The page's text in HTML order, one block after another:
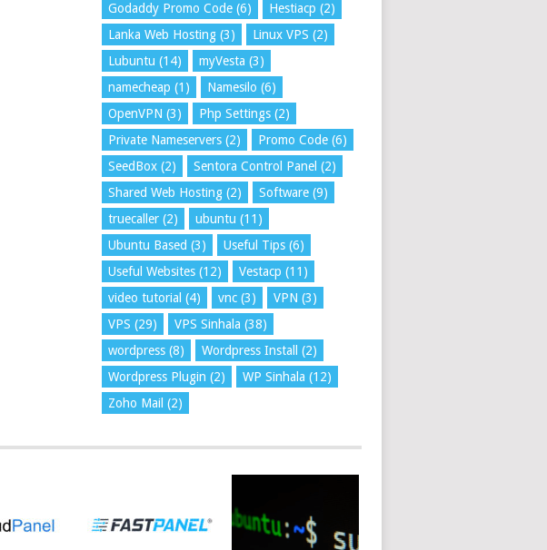
Godaddy Promo Code (6) Hestiacp (2)
Lanka Web Hosting (3) Linux VPS (2)
Lubuntu (14) myVesta (3)
namecheap (1) Namesilo (6)
OpenVPN (3) Php Settings (2)
Private Nameservers (2) Promo Code (6)
SeedBox (2) Sentora Control Panel (2)
Shared Web Hosting (2) Software (9)
truecaller (2) ubuntu (11)
Ubuntu Based (3) Useful Tips (6)
Useful Websites (12) Vestacp (11)
video tutorial (4) vnc (3) VPN (3)
VPS (29) VPS Sinhala (38)
wordpress (8) Wordpress Install
(2)
Wordpress Plugin (2) WP Sinhala (12)
Zoho Mail (2)